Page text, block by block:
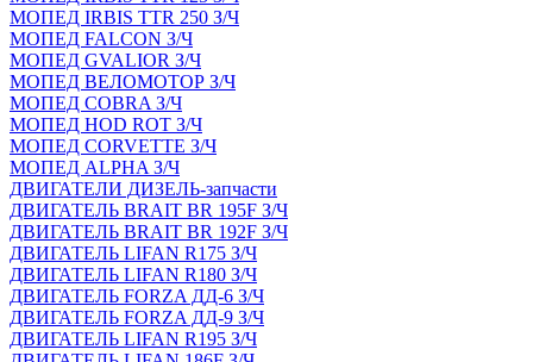
МОПЕД IRBIS TTR 250 З/Ч
МОПЕД FALCON З/Ч
МОПЕД GVALIOR З/Ч
МОПЕД ВЕЛОМОТОР З/Ч
МОПЕД COBRA З/Ч
МОПЕД HOD ROT З/Ч
МОПЕД CORVETTE З/Ч
МОПЕД ALPHA З/Ч
ДВИГАТЕЛИ ДИЗЕЛЬ-запчасти
ДВИГАТЕЛЬ BRAIT BR 195F З/Ч
ДВИГАТЕЛЬ BRAIT BR 192F З/Ч
ДВИГАТЕЛЬ LIFAN R175 З/Ч
ДВИГАТЕЛЬ LIFAN R180 З/Ч
ДВИГАТЕЛЬ FORZA ДД-6 З/Ч
ДВИГАТЕЛЬ FORZA ДД-9 З/Ч
ДВИГАТЕЛЬ LIFAN R195 З/Ч